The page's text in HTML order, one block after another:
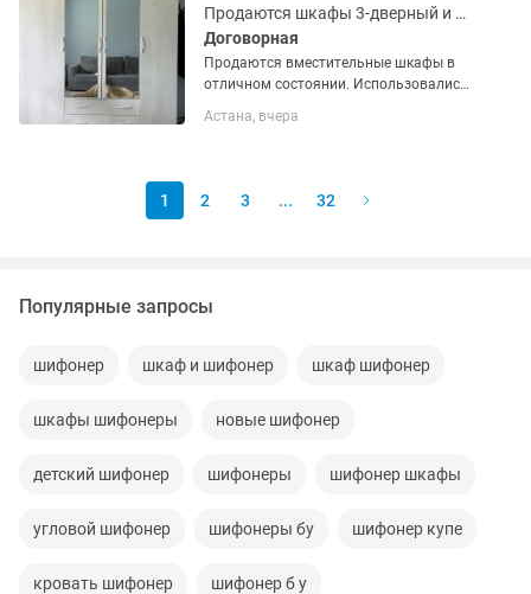
Продаются шкафы 3-дверный и 4-дверный
Договорная
Продаются вместительные шкафы в
отличном состоянии. Использовались
для спальни, детской или прихожей.
Астана, вчера
1 2 3 ... 32
Популярные запросы
шифонер шкаф и шифонер шкаф шифонер
шкафы шифонеры новые шифонер
детский шифонер шифонеры шифонер шкафы
угловой шифонер шифонеры бу шифонер купе
кровать шифонер шифонер б у